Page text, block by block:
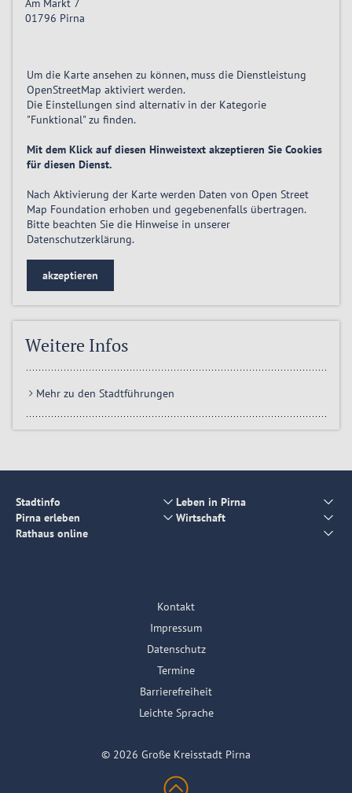
Am Markt 7
01796 Pirna
Um die Karte ansehen zu können, muss die Dienstleistung
OpenStreetMap aktiviert werden.
Die Einstellungen sind alternativ in der Kategorie
"Funktional" zu finden.
Mit dem Klick auf diesen Hinweistext akzeptieren Sie Cookies
für diesen Dienst.
Nach Aktivierung der Karte werden Daten von Open Street
Map Foundation erhoben und gegebenenfalls übertragen.
Bitte beachten Sie die Hinweise in unserer
Datenschutzerklärung.
akzeptieren
Weitere Infos
Mehr zu den Stadtführungen
Stadtinfo
Leben in Pirna
Pirna erleben
Wirtschaft
Rathaus online
Kontakt
Impressum
Datenschutz
Termine
Barrierefreiheit
Leichte Sprache
© 2026 Große Kreisstadt Pirna